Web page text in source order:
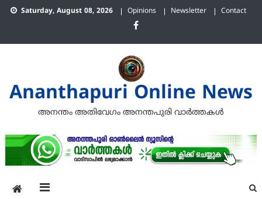
Skip Saturday, August 08, 2026 Opinions Newsletter Contact
Ananthapuri Online News
അനന്തം അതിവേഗം അനന്തപുരി വാര്‍ത്തകള്‍